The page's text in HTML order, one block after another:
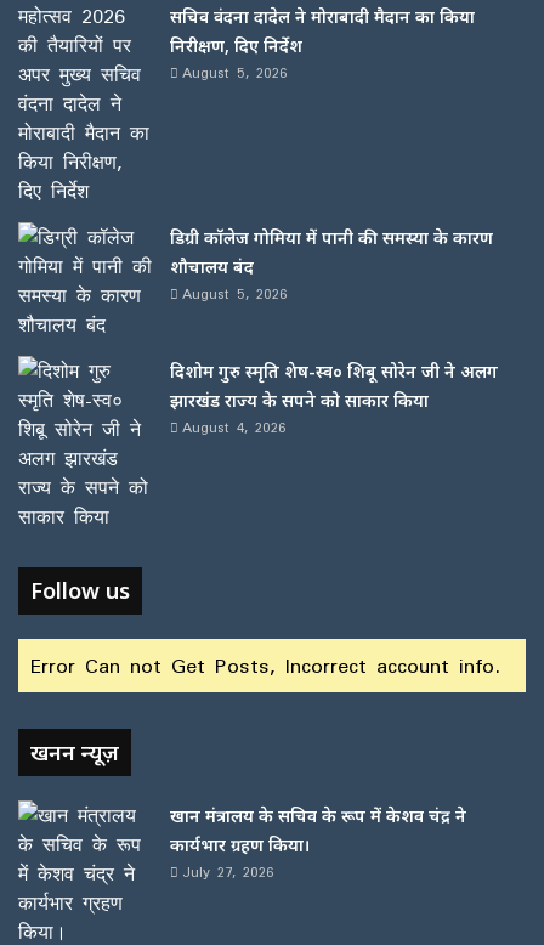
सचिव वंदना दादेल ने मोराबादी मैदान का किया
निरीक्षण, दिए निर्देश
August 5, 2026
डिग्री कॉलेज गोमिया में पानी की समस्या के कारण
शौचालय बंद
August 5, 2026
दिशोम गुरु स्मृति शेष-स्व० शिबू सोरेन जी ने अलग
झारखंड राज्य के सपने को साकार किया
August 4, 2026
Follow us
Error Can not Get Posts, Incorrect account info.
खनन न्यूज़
खान मंत्रालय के सचिव के रूप में केशव चंद्र ने
कार्यभार ग्रहण किया।
July 27, 2026